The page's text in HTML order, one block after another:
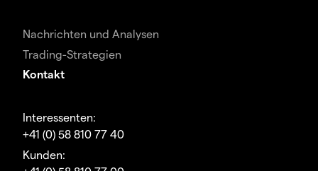
Nachrichten und Analysen
Trading-Strategien
Kontakt
Interessenten:
+41 (0) 58 810 77 40
Kunden: